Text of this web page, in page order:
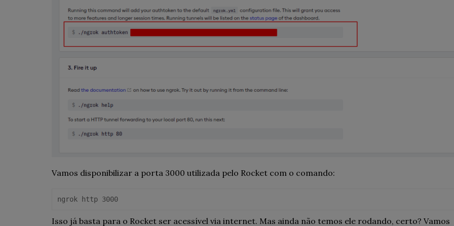
Vamos disponibilizar a porta 3000 utilizada pelo Rocket com o comando:
ngrok http 3000
Isso já basta para o Rocket ser acessível via internet. Mas ainda não temos ele rodando, certo? Vamos